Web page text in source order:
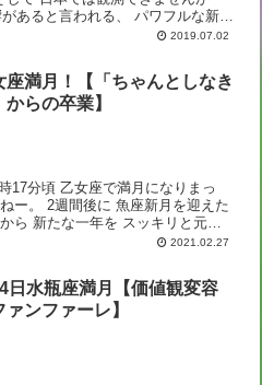
あると言われる、 パワフルな新月
2019.07.02
座満月！【「ちゃんとしなき
からの卒業】
17分頃 乙女座で満月になりまっ
ー。 2週間後に 魚座新月を迎えた
ら 新たな一年を スッキリと元気
2021.02.27
日水瓶座満月【価値観変容
ァンファーレ】